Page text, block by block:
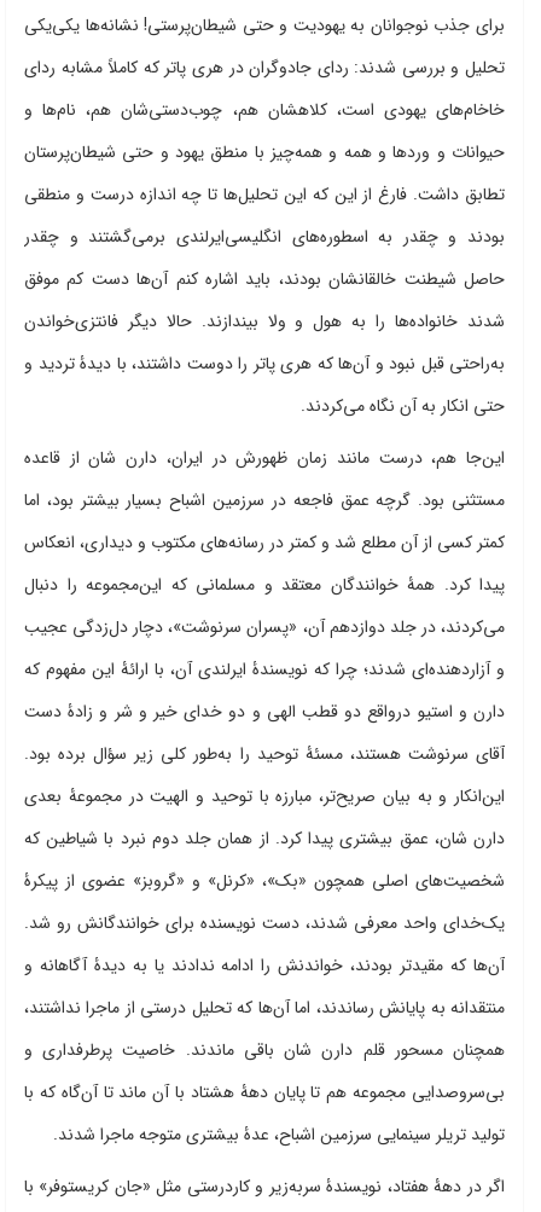
برای جذب نوجوانان به یهودیت و حتی شیطان‌پرستی! نشانه‌ها یکی‌یکی
تحلیل و بررسی شدند: ردای جادوگران در هری پاتر که کاملاً مشابه ردای
خاخام‌های یهودی است، کلاهشان هم، چوب‌دستی‌شان هم، نام‌ها و
حیوانات و وردها و همه و همه‌چیز با منطق یهود و حتی شیطان‌پرستان
تطابق داشت. فارغ از این که این تحلیل‌ها تا چه اندازه درست و منطقی
بودند و چقدر به اسطوره‌های انگلیسی‌ایرلندی برمی‌گشتند و چقدر
حاصل شیطنت خالقانشان بودند، باید اشاره کنم آن‌ها دست کم موفق
شدند خانواده‌ها را به هول و ولا بیندازند. حالا دیگر فانتزی‌خواندن
به‌راحتی قبل نبود و آن‌ها که هری‌ پاتر را دوست داشتند، با دیدۀ تردید و
حتی انکار به آن نگاه می‌کردند.
این‌جا هم، درست مانند زمان ظهورش در ایران، دارن شان از قاعده
مستثنی بود. گرچه عمق فاجعه در سرزمین اشباح بسیار بیشتر بود، اما
کمتر کسی از آن مطلع شد و کمتر در رسانه‌های مکتوب و دیداری، انعکاس
پیدا کرد. همۀ خوانندگان معتقد و مسلمانی که این‌مجموعه را دنبال
می‌کردند، در جلد دوازدهم آن، «پسران سرنوشت»، دچار دل‌زدگی عجیب
و آزاردهنده‌ای شدند؛ چرا که نویسندۀ ایرلندی آن، با ارائۀ این مفهوم که
دارن و استیو درواقع دو قطب الهی و دو خدای خیر و شر و زادۀ دست
آقای سرنوشت هستند، مسئۀ توحید را به‌طور کلی زیر سؤال برده بود.
این‌انکار و به بیان صریح‌تر، مبارزه با توحید و الهیت در مجموعۀ بعدی
دارن شان، عمق بیشتری پیدا کرد. از همان جلد دوم نبرد با شیاطین که
شخصیت‌های اصلی همچون «بک»، «کرنل» و «گروبز» عضوی از پیکرۀ
یک‌خدای واحد معرفی شدند، دست نویسنده برای خوانندگانش رو شد.
آن‌ها که مقیدتر بودند، خواندنش را ادامه ندادند یا به دیدۀ آگاهانه و
منتقدانه به پایانش رساندند، اما آن‌ها که تحلیل درستی از ماجرا نداشتند،
همچنان مسحور قلم دارن شان باقی ماندند. خاصیت پرطرفداری و
بی‌سروصدایی مجموعه هم تا پایان دهۀ هشتاد با آن ماند تا آن‌گاه که با
تولید تریلر سینمایی سرزمین اشباح، عدۀ بیشتری متوجه ماجرا شدند.
اگر در دهۀ هفتاد، نویسندۀ سربه‌زیر و کاردرستی مثل «جان کریستوفر» با